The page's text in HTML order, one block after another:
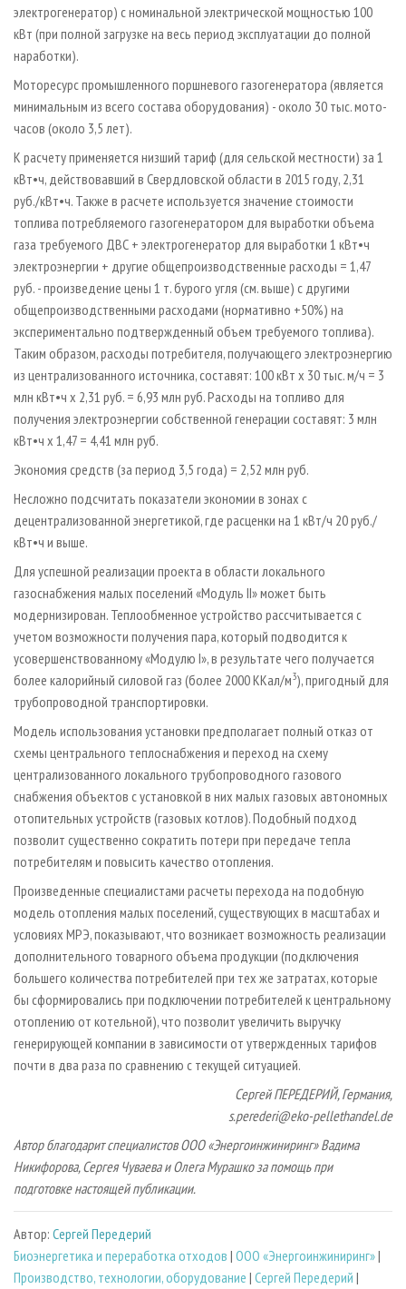
электрогенератор) с номинальной электрической мощностью 100
кВт (при полной загрузке на весь период эксплуатации до полной
наработки).
Моторесурс промышленного поршневого газогенератора (является
минимальным из всего состава оборудования) - около 30 тыс. мото-
часов (около 3,5 лет).
К расчету применяется низший тариф (для сельской местности) за 1
кВт•ч, действовавший в Свердловской области в 2015 году, 2,31
руб./кВт•ч. Также в расчете используется значение стоимости
топлива потребляемого газогенератором для выработки объема
газа требуемого ДВС + электрогенератор для выработки 1 кВт•ч
электроэнергии + другие общепроизводственные расходы = 1,47
руб. - произведение цены 1 т. бурого угля (см. выше) с другими
общепроизводственными расходами (нормативно +50%) на
экспериментально подтвержденный объем требуемого топлива).
Таким образом, расходы потребителя, получающего электроэнергию
из централизованного источника, составят: 100 кВт х 30 тыс. м/ч = 3
млн кВт•ч х 2,31 руб. = 6,93 млн руб. Расходы на топливо для
получения электроэнергии собственной генерации составят: 3 млн
кВт•ч х 1,47 = 4,41 млн руб.
Экономия средств (за период 3,5 года) = 2,52 млн руб.
Несложно подсчитать показатели экономии в зонах с
децентрализованной энергетикой, где расценки на 1 кВт/ч 20 руб./
кВт•ч и выше.
Для успешной реализации проекта в области локального
газоснабжения малых поселений «Модуль II» может быть
модернизирован. Теплообменное устройство рассчитывается с
учетом возможности получения пара, который подводится к
усовершенствованному «Модулю I», в результате чего получается
более калорийный силовой газ (более 2000 ККал/м3), пригодный для
трубопроводной транспортировки.
Модель использования установки предполагает полный отказ от
схемы центрального теплоснабжения и переход на схему
централизованного локального трубопроводного газового
снабжения объектов с установкой в них малых газовых автономных
отопительных устройств (газовых котлов). Подобный подход
позволит существенно сократить потери при передаче тепла
потребителям и повысить качество отопления.
Произведенные специалистами расчеты перехода на подобную
модель отопления малых поселений, существующих в масштабах и
условиях МРЭ, показывают, что возникает возможность реализации
дополнительного товарного объема продукции (подключения
большего количества потребителей при тех же затратах, которые
бы сформировались при подключении потребителей к центральному
отоплению от котельной), что позволит увеличить выручку
генерирующей компании в зависимости от утвержденных тарифов
почти в два раза по сравнению с текущей ситуацией.
Сергей ПЕРЕДЕРИЙ, Германия,
s.perederi@eko-pellethandel.de
Автор благодарит специалистов ООО «Энергоинжиниринг» Вадима
Никифорова, Сергея Чуваева и Олега Мурашко за помощь при
подготовке настоящей публикации.
Автор: Сергей Передерий
Биoэнергетика и переработка отходов | ООО «Энергоинжиниринг»|
Производство, технологии, оборудование | Сергей Передерий |